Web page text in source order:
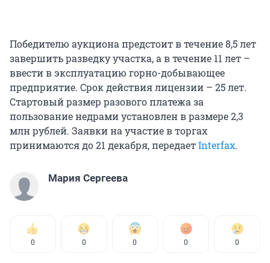
Победителю аукциона предстоит в течение 8,5 лет
завершить разведку участка, а в течение 11 лет –
ввести в эксплуатацию горно-добывающее
предприятие. Срок действия лицензии – 25 лет.
Стартовый размер разового платежа за
пользование недрами установлен в размере 2,3
млн рублей. Заявки на участие в торгах
принимаются до 21 декабря, передаетInterfax.
Мария Сергеева
0 0 0 0 0